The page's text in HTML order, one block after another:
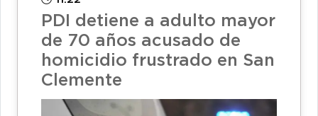
PDI detiene a adulto mayor
de 70 años acusado de
homicidio frustrado en San
Clemente